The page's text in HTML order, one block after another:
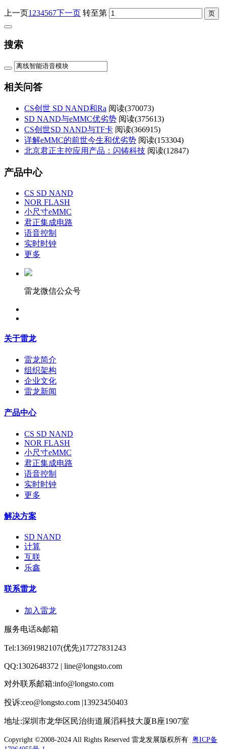
上一页1 234567下一页 转至第
搜索
相关问答
CS创世 SD NAND和Ra 阅读(370073)
SD NAND与eMMC优劣势 阅读(375613)
CS创世SD NAND与TF卡 阅读(366915)
详解eMMC的前世今生和优劣势 阅读(153304)
北京君正主控应用产品：闪铸科技 阅读(12847)
产品中心
CS SD NAND
NOR FLASH
小尺寸eMMC
君正集成电路
语音控制
实时时钟
更多
雷龙微信公众号
关于雷龙
雷龙简介
组织架构
企业文化
雷龙新闻
产品中心
CS SD NAND
NOR FLASH
小尺寸eMMC
君正集成电路
语音控制
实时时钟
更多
解决方案
SD NAND
计算
互联
乐鑫
联系雷龙
加入雷龙
服务电话&邮箱
Tel:13691982107(优先)17727831243
QQ:1302648372 | line@longsto.com
对外联系邮箱:info@longsto.com
投诉:ceo@longsto.com |13923450403
地址:深圳市龙华区民治街道展滔科技大厦B座1907室
Copyright ©2008-2024 All Rights Reserved 雷龙发展版权所有 粤ICP备